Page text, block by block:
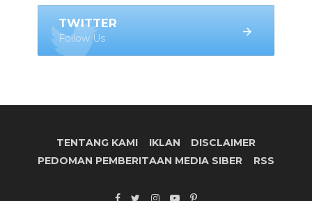
TWITTER
Follow Us
TENTANG KAMI IKLAN
DISCLAIMER
PEDOMAN PEMBERITAAN MEDIA SIBER
RSS